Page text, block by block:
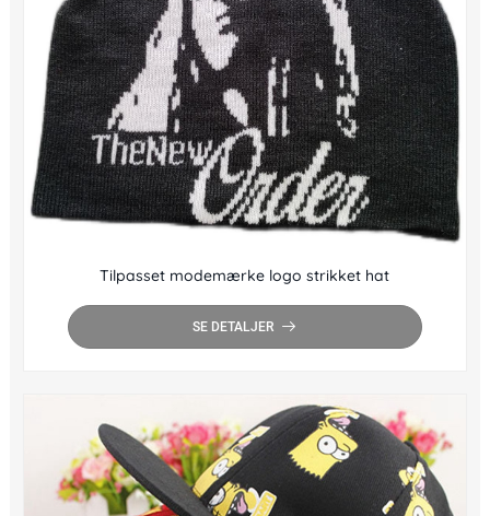
Tilpasset modemærke logo strikket hat
SE DETALJER